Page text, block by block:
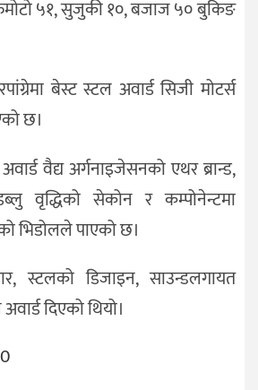
५१, सुजुकी १०, बजाज ५० बुकिङ
बेस्ट स्टल अवार्ड सिजी मोटर्स
छ।
वैद्य अर्गनाइजेसनको एथर ब्रान्ड,
वृद्धिको सेकोन र कम्पोनेन्टमा
भिडोलले पाएको छ।
स्टलको डिजाइन, साउन्डलगायत
दिएको थियो।